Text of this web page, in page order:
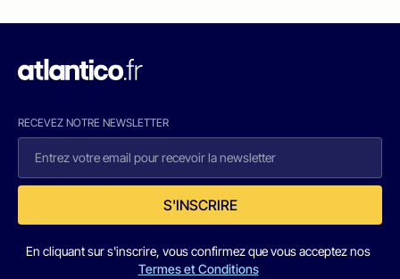
RECEVEZ NOTRE NEWSLETTER
S'INSCRIRE
En cliquant sur s'inscrire, vous confirmez que vous acceptez nos
Termes et Conditions